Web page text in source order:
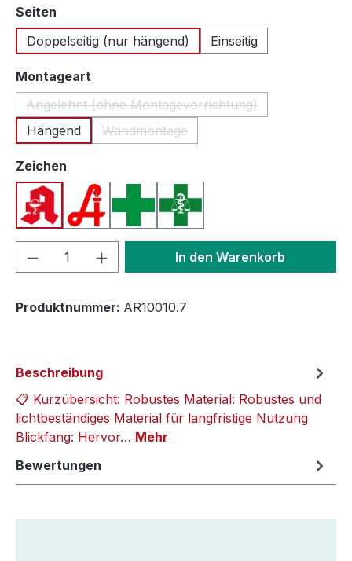
Seiten
Doppelseitig (nur hängend)
Einseitig
Montageart
Angelehnt (ohne Montagevorrichtung)
(Diese Option ist zurzeit nicht
Hängend Wandmontage
(Diese Option ist zurzeit nicht
Zeichen
Apotheken A (Deutschland)
Apotheken A (Österreich)
Apothekenkreuz (International)
Apothekenkreuz (Schweiz)
Produkt Anzahl: Gib denIn den Warenkorb
Produktnummer: AR10010.7
Beschreibung
📋 Kurzübersicht: Robustes Material: Robustes und
lichtbeständiges Material für langfristige Nutzung
Blickfang: Hervor… Mehr
Bewertungen